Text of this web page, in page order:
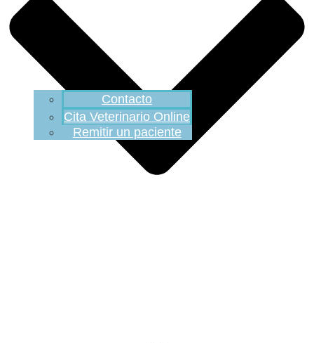
Contacto
Cita Veterinario Online
Remitir un paciente